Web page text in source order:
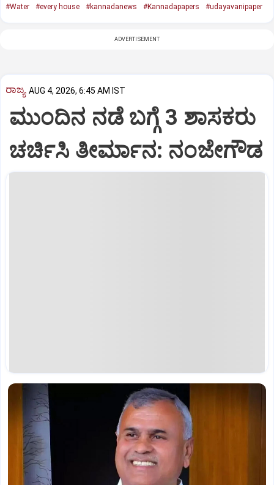
#Water #every house #kannadanews #Kannadapapers #udayavanipaper
ADVERTISEMENT
ರಾಜ್ಯ AUG 4, 2026, 6:45 AM IST
ಮುಂದಿನ ನಡೆ ಬಗ್ಗೆ 3 ಶಾಸಕರು
ಚರ್ಚಿಸಿ ತೀರ್ಮಾನ: ನಂಜೇಗೌಡ